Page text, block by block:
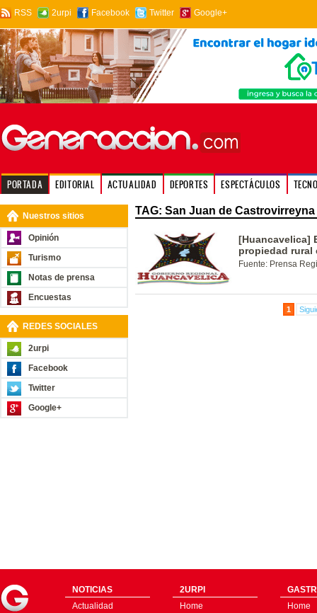
RSS 2urpi Facebook Twitter Google+
PORTADA EDITORIAL ACTUALIDAD DEPORTES ESPECTÁCULOS
Nuestros sitios
Opinión
Turismo
Notas de prensa
Encuestas
REDES SOCIALES
2urpi
Facebook
Twitter
Google+
TAG: San Juan de Castrovirreyna
[Huancavelica]
propiedad rural
Fuente: Prensa
1
NOTICIAS
Actualidad
2URPI
Home
Home